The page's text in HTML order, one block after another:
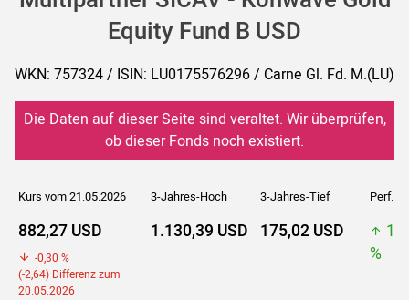
Equity Fund B USD
WKN: 757324 / ISIN: LU0175576296 / Carne Gl. Fd. M.(LU)
Die Daten auf dieser Seite sind veraltet. Wir überprüfen,
ob dieser Fonds noch existiert.
Kurs vom 21.05.2026 3-Jahres-Hoch 3-Jahres-Tief Perf. 5J
882,27 USD
-0,30 %
(-2,64) Differenz zum
20.05.2026
1.130,39 USD 175,02 USD
%